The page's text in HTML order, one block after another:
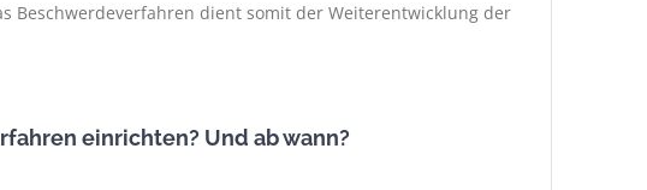
Beschwerdeverfahren dient somit der Weiterentwicklung der
einrichten? Und ab wann?